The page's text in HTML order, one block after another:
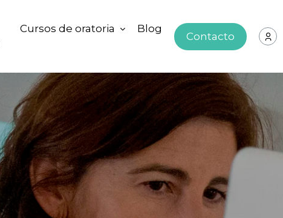
Cursos de oratoria Blog
Contacto